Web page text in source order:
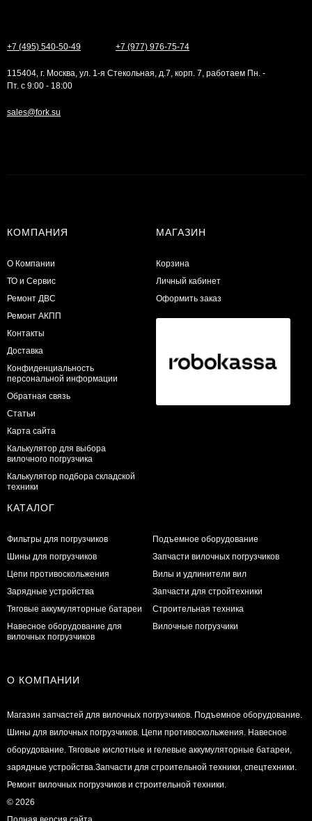
+7 (495) 540-50-49 +7 (977) 976-75-74
115404, г. Москва, ул. 1-я Стекольная, д.7, корп. 7, работаем Пн. -
Пт. с 9:00 - 18:00
sales@fork.su
КОМПАНИЯ
О Компании
ТО и Сервис
​Ремонт ДВС
Ремонт АКПП
Контакты
Доставка
Конфиденциальность
персональной информации
Обратная связь
Статьи
Карта сайта
Калькулятор для выбора
вилочного погрузчика
Калькулятор подбора складской
техники
МАГАЗИН
Корзина
Личный кабинет
Оформить заказ
КАТАЛОГ
Фильтры для погрузчиков
Шины для погрузчиков
Цепи противоскольжения
Зарядные устройства
Тяговые аккумуляторные батареи
Навесное оборудование для
вилочных погрузчиков
Подъемное оборудование
Запчасти вилочных погрузчиков
Вилы и удлинители вил
Запчасти для стройтехники
Строительная техника
Вилочные погрузчики
О КОМПАНИИ
Магазин запчастей для вилочных погрузчиков. Подъемное оборудование.
Шины для вилочных погрузчиков. Цепи противоскольжения. Навесное
оборудование. Тяговые кислотные и гелевые аккумуляторные батареи,
зарядные устройства.Запчасти для строительной техники, спецтехники.
Ремонт вилочных погрузчиков и строительной техники.
© 2026